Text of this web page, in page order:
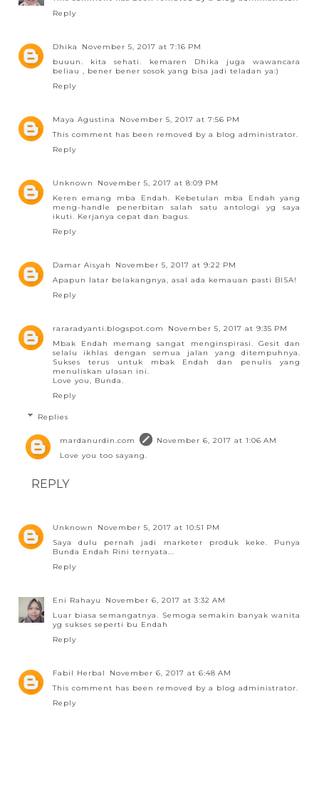
Reply
Dhika
November 5, 2017 at 7:16 PM
buuun. kita sehati. kemaren Dhika juga wawancara
beliau , bener bener sosok yang bisa jadi teladan ya:)
Reply
Maya Agustina
November 5, 2017 at 7:56 PM
This comment has been removed by a blog administrator.
Reply
Unknown
November 5, 2017 at 8:09 PM
Keren emang mba Endah. Kebetulan mba Endah yang
meng-handle penerbitan salah satu antologi yg saya
ikuti. Kerjanya cepat dan bagus.
Reply
Damar Aisyah
November 5, 2017 at 9:22 PM
Apapun latar belakangnya, asal ada kemauan pasti BISA!
Reply
rararadyanti.blogspot.com
November 5, 2017 at 9:35 PM
Mbak Endah memang sangat menginspirasi. Gesit dan
selalu ikhlas dengan semua jalan yang ditempuhnya.
Sukses terus untuk mbak Endah dan penulis yang
menuliskan ulasan ini.
Love you, Bunda.
Reply
Replies
mardanurdin.com
November 6, 2017 at 1:06 AM
Love you too sayang.
REPLY
Unknown
November 5, 2017 at 10:51 PM
Saya dulu pernah jadi marketer produk keke. Punya
Bunda Endah Rini ternyata...
Reply
Eni Rahayu
November 6, 2017 at 3:32 AM
Luar biasa semangatnya. Semoga semakin banyak wanita
yg sukses seperti bu Endah
Reply
Fabil Herbal
November 6, 2017 at 6:48 AM
This comment has been removed by a blog administrator.
Reply